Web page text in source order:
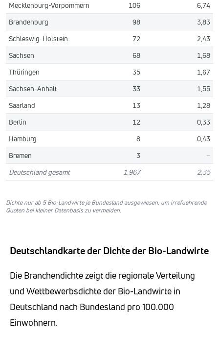
Mecklenburg-Vorpommern
106
6,74
Brandenburg
98
3,83
Schleswig-Holstein
72
2,43
Sachsen
68
1,68
Thüringen
35
1,67
Sachsen-Anhalt
33
1,55
Saarland
13
1,28
Berlin
12
0,33
Hamburg
8
0,43
Bremen
3
–
Deutschland gesamt
1.967 2,35
Dichte nur ab 5 Bio-Landwirte je Bundesland ausgewiesen, um irrefuehrende
Quoten bei kleiner Datenbasis zu vermeiden.
Deutschlandkarte der Dichte der Bio-Landwirte
Die Branchendichte zeigt die regionale Verteilung
und Wettbewerbsdichte der Bio-Landwirte in
Deutschland nach Bundesland pro 100.000
Einwohnern.